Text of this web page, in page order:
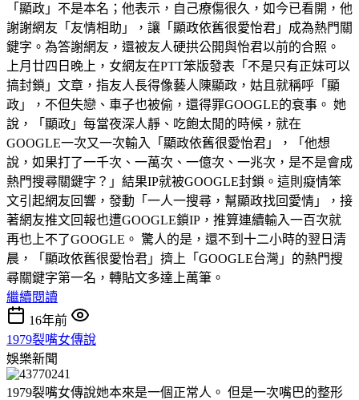
「顯政」不是本名；他表示，自己療傷很久，如今已看開，他
謝謝網友「友情相助」，讓「顯政依舊很愛怡君」成為熱門關
鍵字。為答謝網友，還被友人硬拱公開與怡君以前的合照。
上月廿四日晚上，女網友在PTT笨版發表「不是只有正妹可以
搞封鎖」文章，指友人長得像藝人陳顯政，姑且就稱呼「顯
政」，不但失戀、車子也被偷，還得罪GOOGLE的衰事。 她
說，「顯政」每當夜深人靜、吃飽太閒的時候，就在
GOOGLE一次又一次輸入「顯政依舊很愛怡君」，「他想
說，如果打了一千次、一萬次、一億次、一兆次，是不是會成
熱門搜尋關鍵字？」結果IP就被GOOGLE封鎖。這則癡情笨
文引起網友回響，發動「一人一搜尋，幫顯政找回愛情」，接
著網友推文回報也遭GOOGLE鎖IP，推算連續輸入一百次就
再也上不了GOOGLE。 驚人的是，還不到十二小時的翌日清
晨，「顯政依舊很愛怡君」擠上「GOOGLE台灣」的熱門搜
尋關鍵字第一名，轉貼文多達上萬筆。
繼續閱讀
16年前
1979裂嘴女傳說
娛樂新聞
1979裂嘴女傳說她本來是一個正常人。 但是一次嘴巴的整形